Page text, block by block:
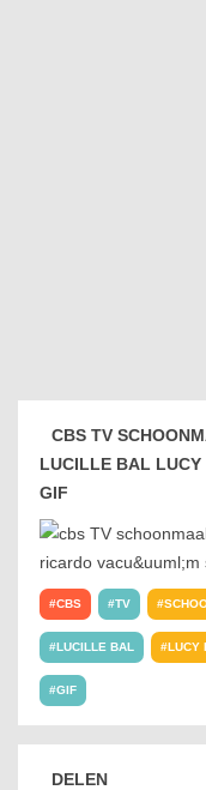
CBS TV
LUCILLE BAL LUCY
GIF
CBS TV
LUCILLE BAL LUCY
GIF
DELEN